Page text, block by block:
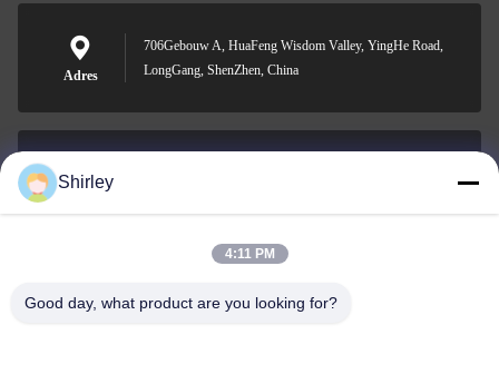
Adres
706Gebouw A, HuaFeng Wisdom Valley, YingHe Road,
LongGang, ShenZhen, China
0086-18148506772
Shirley
4:11 PM
Good day, what product are you looking for?